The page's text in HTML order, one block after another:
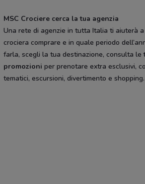
MSC Crociere cerca la tua agenzia
Una rete di agenzie in tutta Italia ti aiuterà
crociera comprare e in quale periodo
farla, scegli la tua destinazione, consulta le
promozioniper prenotare extra esclusivi,
tematici, escursioni, divertimento e shopping.